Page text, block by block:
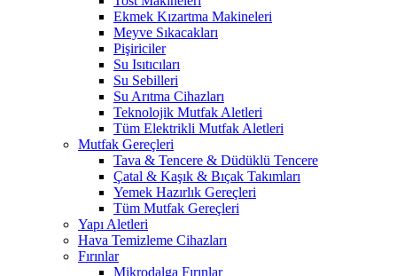
Ekmek Kızartma Makineleri
Meyve Sıkacakları
Pişiriciler
Su Isıtıcıları
Su Sebilleri
Su Arıtma Cihazları
Teknolojik Mutfak Aletleri
Tüm Elektrikli Mutfak Aletleri
Mutfak Gereçleri
Tava & Tencere & Düdüklü Tencere
Çatal & Kaşık & Bıçak Takımları
Yemek Hazırlık Gereçleri
Tüm Mutfak Gereçleri
Yapı Aletleri
Hava Temizleme Cihazları
Fırınlar
Mikrodalga Fırınlar